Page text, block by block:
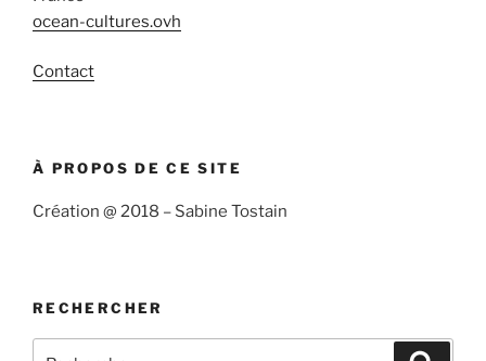
ocean-cultures.ovh
Contact
À PROPOS DE CE SITE
Création @ 2018 – Sabine Tostain
RECHERCHER